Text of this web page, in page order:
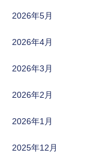
2026年5月
2026年4月
2026年3月
2026年2月
2026年1月
2025年12月